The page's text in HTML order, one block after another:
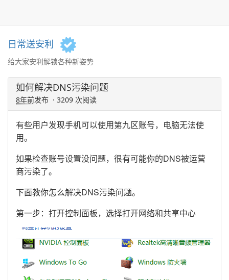
日常送安利
给大家安利解锁各种新姿势
如何解决DNS污染问题
8年前发布 · 3209 次阅读
有些用户发现手机可以使用第九区账号，电脑无法使
用。
如果检查账号设置没问题，很有可能你的DNS被运营
商污染了。
下面教你怎么解决DNS污染问题。
第一步：打开控制面板，选择打开网络和共享中心